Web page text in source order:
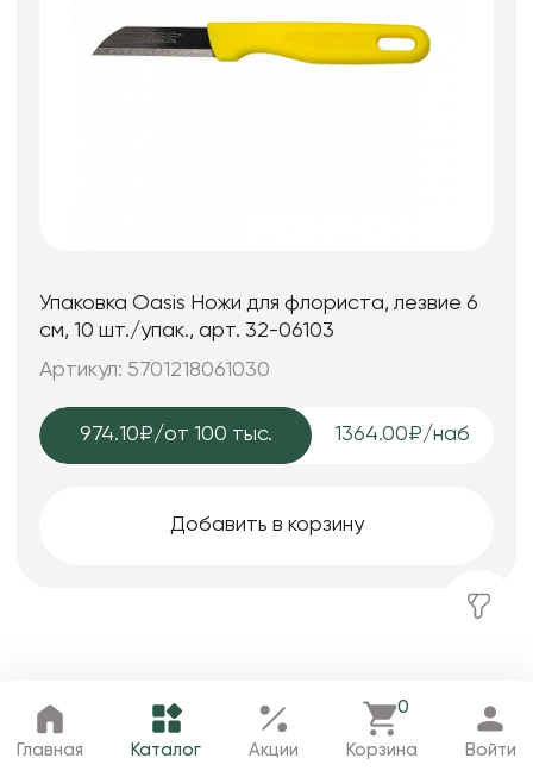
Упаковка Oasis Ножи для флориста, лезвие 6
см, 10 шт./упак., арт. 32-06103
Артикул: 5701218061030
974.10₽/от 100 тыс. 1364.00₽/наб
Добавить в корзину
Главная Каталог Избранное Корзина Профиль
Главная Каталог Акции
0
Корзина Войти